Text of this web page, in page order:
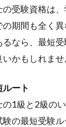
受験資格は
期間も全く
なら、最短
かもしれませ
ート
1級と2級の
の最短受験